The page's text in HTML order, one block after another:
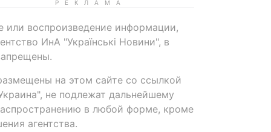
или воспроизведение информации,
ИнА "Українські Новини", в
на этом сайте со ссылкой
не подлежат дальнейшему
в любой форме, кроме
агентства.